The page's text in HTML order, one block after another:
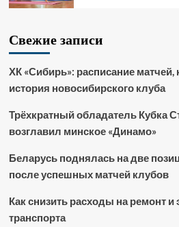
Свежие записи
ХК «Сибирь»: расписание матчей,
история новосибирского клуба
Трёхкратный обладатель Кубка
возглавил минское «Динамо»
Беларусь поднялась на две
после успешных матчей клубов
Как снизить расходы на ремонт и
транспорта